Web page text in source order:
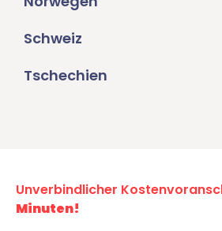
Schweiz
Tschechien
Unverbindlicher
Minuten!